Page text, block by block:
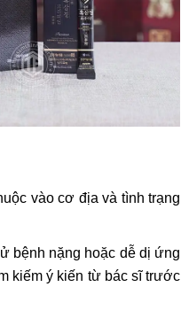
vào cơ địa và tình trạng
bệnh nặng hoặc dễ dị ứng
kiếm ý kiến từ bác sĩ trước